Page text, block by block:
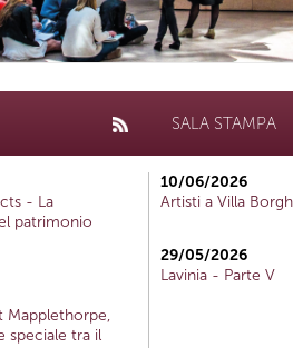
- La
patrimonio
Mapplethorpe,
speciale tra il
SALA STAMPA
10/06/2026
Artisti a Villa
29/05/2026
Lavinia - Parte V